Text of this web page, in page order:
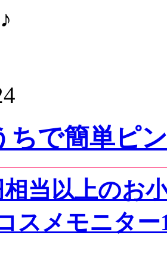
ちで簡単ピ
当以上のお
スメモニタ